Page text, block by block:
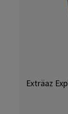
Exträaz